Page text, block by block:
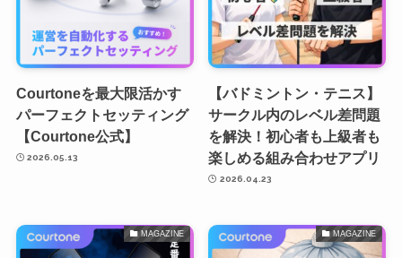
Courtoneを最大限活かす
パーフェクトセッティング
【Courtone公式】
2026.05.13
【バドミントン・テニス】
サークル内のレベル差問題
を解決！初心者も上級者も
楽しめる組み合わせアプリ
2026.04.23
MAGAZINE MAGAZINE